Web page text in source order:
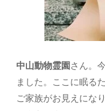
中山動物霊園さん。
ました。ここに眠る
ご家族がお見えにな